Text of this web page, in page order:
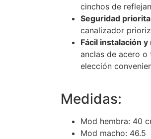
cinchos de
Seguridad
canalizador
Fácil instalación
anclas de acero o
elección
Medidas:
Mod hembra: 40
Mod macho: 46.5